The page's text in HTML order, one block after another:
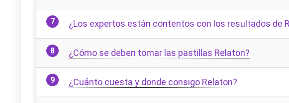
¿Los expertos están contentos con los resultados de
¿Cómo se deben tomar las pastillas Relaton?
¿Cuánto cuesta y donde consigo Relaton?